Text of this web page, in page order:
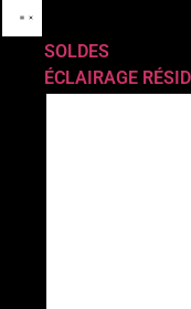
SOLDES
ÉCLAIRAGE